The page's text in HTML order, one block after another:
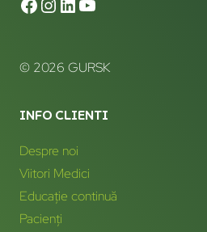
© 2026 GURSK
INFO CLIENTI
Despre noi
Viitori Medici
Educație continuă
Pacienți